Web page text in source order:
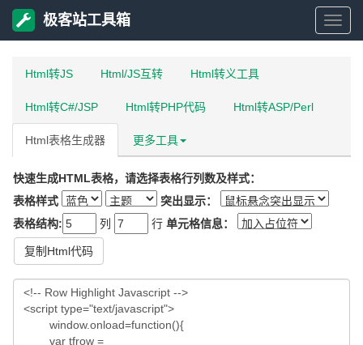
极
工
极客站工具箱
Html转JS Html/JS互转 Html转义工具
Html转C#/JSP Html转PHP代码 Html转ASP/Perl
Html表格生成器 更多工具
快速生成HTML表格，请选择表格行列数及样式：
表格样式
突出显示：
表格结构:
列 行 单元格信息：
复制Html代码